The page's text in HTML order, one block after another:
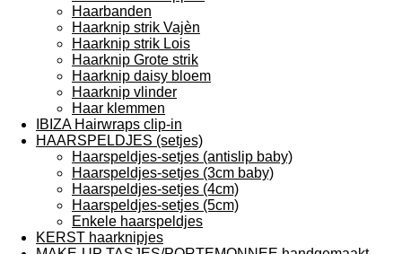
Haarbanden
Haarknip strik Vajèn
Haarknip strik Lois
Haarknip Grote strik
Haarknip daisy bloem
Haarknip vlinder
Haar klemmen
IBIZA Hairwraps clip-in
HAARSPELDJES (setjes)
Haarspeldjes-setjes (antislip baby)
Haarspeldjes-setjes (3cm baby)
Haarspeldjes-setjes (4cm)
Haarspeldjes-setjes (5cm)
Enkele haarspeldjes
KERST haarknipjes